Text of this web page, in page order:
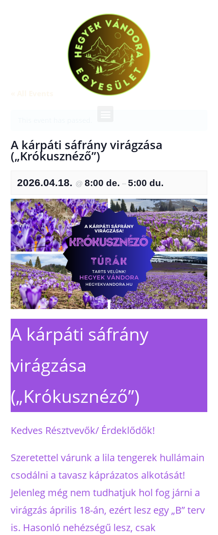
A kárpáti sáfrány virágzása
(„Krókusznéző”)
2026.04.18. @8:00 de.–5:00 du.
A kárpáti sáfrány
virágzása
(„Krókusznéző”)
Kedves Résztvevők/ Érdeklődők!
Szeretettel várunk a lila tengerek hullámain
csodálni a tavasz káprázatos alkotását!
Jelenleg még nem tudhatjuk hol fog járni a
virágzás április 18-án, ezért lesz egy „B” terv
is. Hasonló nehézségű lesz, csak